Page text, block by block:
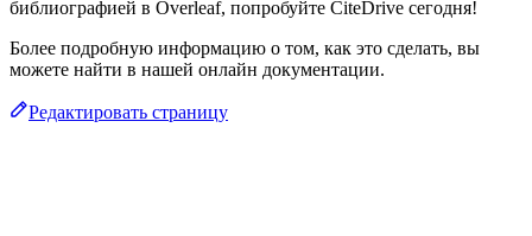
библиографией в Overleaf, попробуйте CiteDrive сегодня!
Более подробную информацию о том, как это сделать, вы
можете найти в нашей онлайн документации.
Редактировать страницу